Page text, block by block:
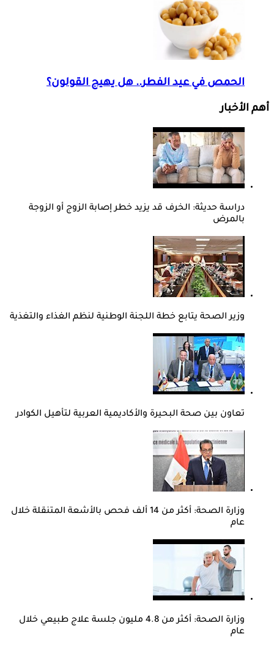
الحمص في عيد الفطر.. هل يهيج القولون؟
أهم الأخبار
دراسة حديثة: الخرف قد يزيد خطر إصابة الزوج أو الزوجة
بالمرض
وزير الصحة يتابع خطة اللجنة الوطنية لنظم الغذاء والتغذية
تعاون بين صحة البحيرة والأكاديمية العربية لتأهيل الكوادر
وزارة الصحة: أكثر من 14 ألف فحص بالأشعة المتنقلة خلال
عام
وزارة الصحة: أكثر من 4.8 مليون جلسة علاج طبيعي خلال
عام